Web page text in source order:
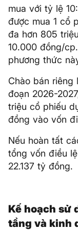
mua với tỷ lệ
được mua 1 cổ
đa hơn 805
10.000 đồng/
phương thức
Chào bán riêng
đoạn 2026-
triệu cổ phiếu
đồng vào vốn
Nếu hoàn tất
tổng vốn điều
22.137 tỷ đồng.
Kế hoạch sử
tầng và kinh